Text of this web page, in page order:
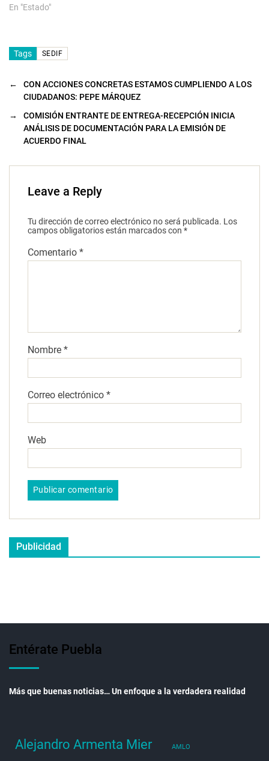
En "Estado"
Tags SEDIF
←
CON ACCIONES CONCRETAS ESTAMOS CUMPLIENDO A LOS
CIUDADANOS: PEPE MÁRQUEZ
→
COMISIÓN ENTRANTE DE ENTREGA-RECEPCIÓN INICIA
ANÁLISIS DE DOCUMENTACIÓN PARA LA EMISIÓN DE
ACUERDO FINAL
Leave a Reply
Tu dirección de correo electrónico no será publicada. Los
campos obligatorios están marcados con *
Comentario *
Nombre *
Correo electrónico *
Web
Publicidad
Entérate Puebla
Más que buenas noticias… Un enfoque a la verdadera realidad
Alejandro Armenta Mier AMLO